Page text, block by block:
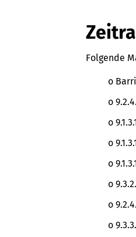
Folgende
o
o
o
o
o
o
o
o